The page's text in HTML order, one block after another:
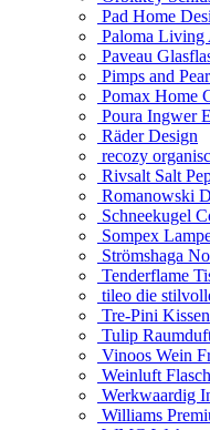
Pad Home
Paloma Living
Paveau
Pimps and
Pomax Home
Poura Ingwer
Räder Design
recozy
Rivsalt Salt
Romanowski
Schneekugel
Sompex
Strömshaga
Tenderflame
tileo die
Tre-Pini Kissen
Tulip
Vinoos Wein
Weinluft
Werkwaardig
Williams